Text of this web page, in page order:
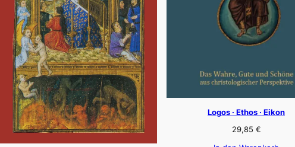
Logos · Ethos · Eikon
29,85 €